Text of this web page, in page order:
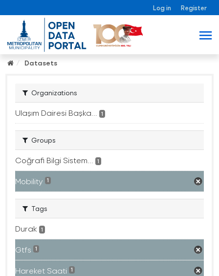
Log in Register
Datasets
Organizations
Ulaşım Dairesi Başka... 1
Groups
Coğrafi Bilgi Sistem... 1
Mobility 1
Tags
Durak 1
Gtfs 1
Hareket Saati 1